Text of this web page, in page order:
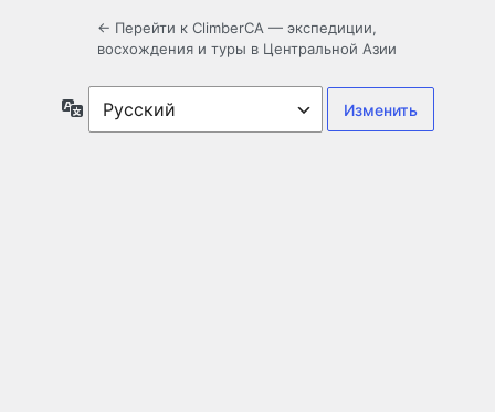
← Перейти к ClimberCA — экспедиции,
восхождения и туры в Центральной Азии
Язык